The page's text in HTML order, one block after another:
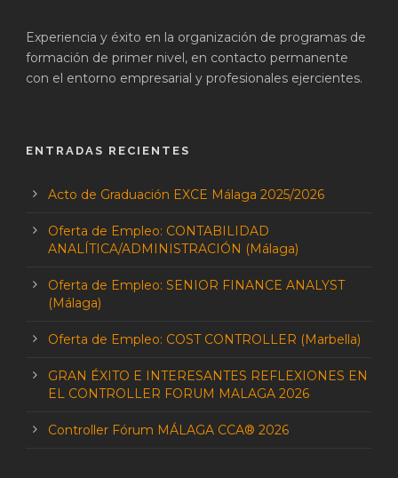
Experiencia y éxito en la organización de programas de
formación de primer nivel, en contacto permanente
con el entorno empresarial y profesionales ejercientes.
ENTRADAS RECIENTES
Acto de Graduación EXCE Málaga 2025/2026
Oferta de Empleo: CONTABILIDAD
ANALÍTICA/ADMINISTRACIÓN (Málaga)
Oferta de Empleo: SENIOR FINANCE ANALYST
(Málaga)
Oferta de Empleo: COST CONTROLLER (Marbella)
GRAN ÉXITO E INTERESANTES REFLEXIONES EN
EL CONTROLLER FORUM MALAGA 2026
Controller Fórum MÁLAGA CCA® 2026